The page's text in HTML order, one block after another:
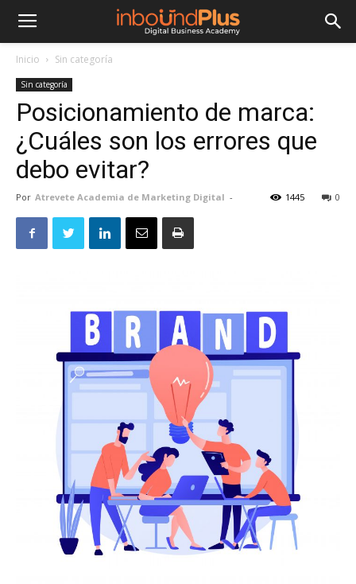
Inicio Sin categoría
Sin categoría
Posicionamiento de marca:
¿Cuáles son los errores que
debo evitar?
Por Atrevete Academia de Marketing Digital - 0
1445